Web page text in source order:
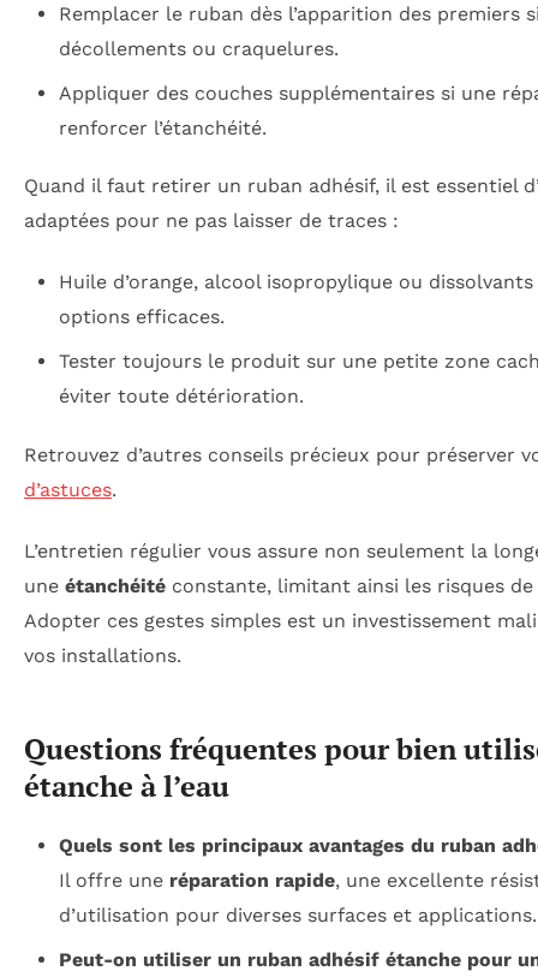
Remplacer le ruban dès l’apparition des premiers
décollements ou craquelures.
Appliquer des couches supplémentaires si une
renforcer l’étanchéité.
Quand il faut retirer un ruban adhésif, il est essentiel
adaptées pour ne pas laisser de traces :
Huile d’orange, alcool isopropylique ou
options efficaces.
Tester toujours le produit sur une petite zone
éviter toute détérioration.
Retrouvez d’autres conseils précieux pour préserver
d’astuces.
L’entretien régulier vous assure non seulement la
une étanchéité constante, limitant ainsi les risques
Adopter ces gestes simples est un investissement
vos installations.
Questions fréquentes pour bien
étanche à l’eau
Quels sont les principaux avantages du ruban
Il offre une réparation rapide, une excellente
d’utilisation pour diverses surfaces et applications.
Peut-on utiliser un ruban adhésif étanche pour